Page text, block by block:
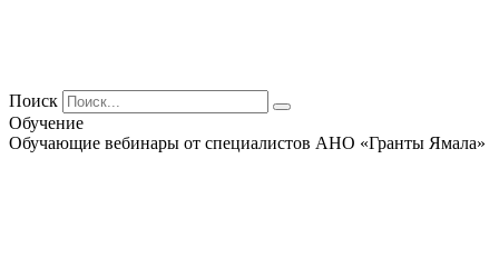
Поиск
Обучение
Обучающие вебинары от специалистов АНО «Гранты Ямала»